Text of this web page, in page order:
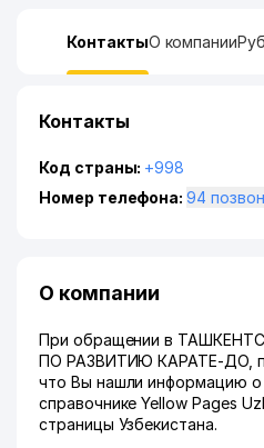
КонтактыО компании
Контакты
Код страны: +998
Номер телефона:
94
О компании
При обращении в
ПО РАЗВИТИЮ КАРАТЕ-ДО,
что Вы нашли информацию о
справочнике Yellow Pages
страницы Узбекистана.